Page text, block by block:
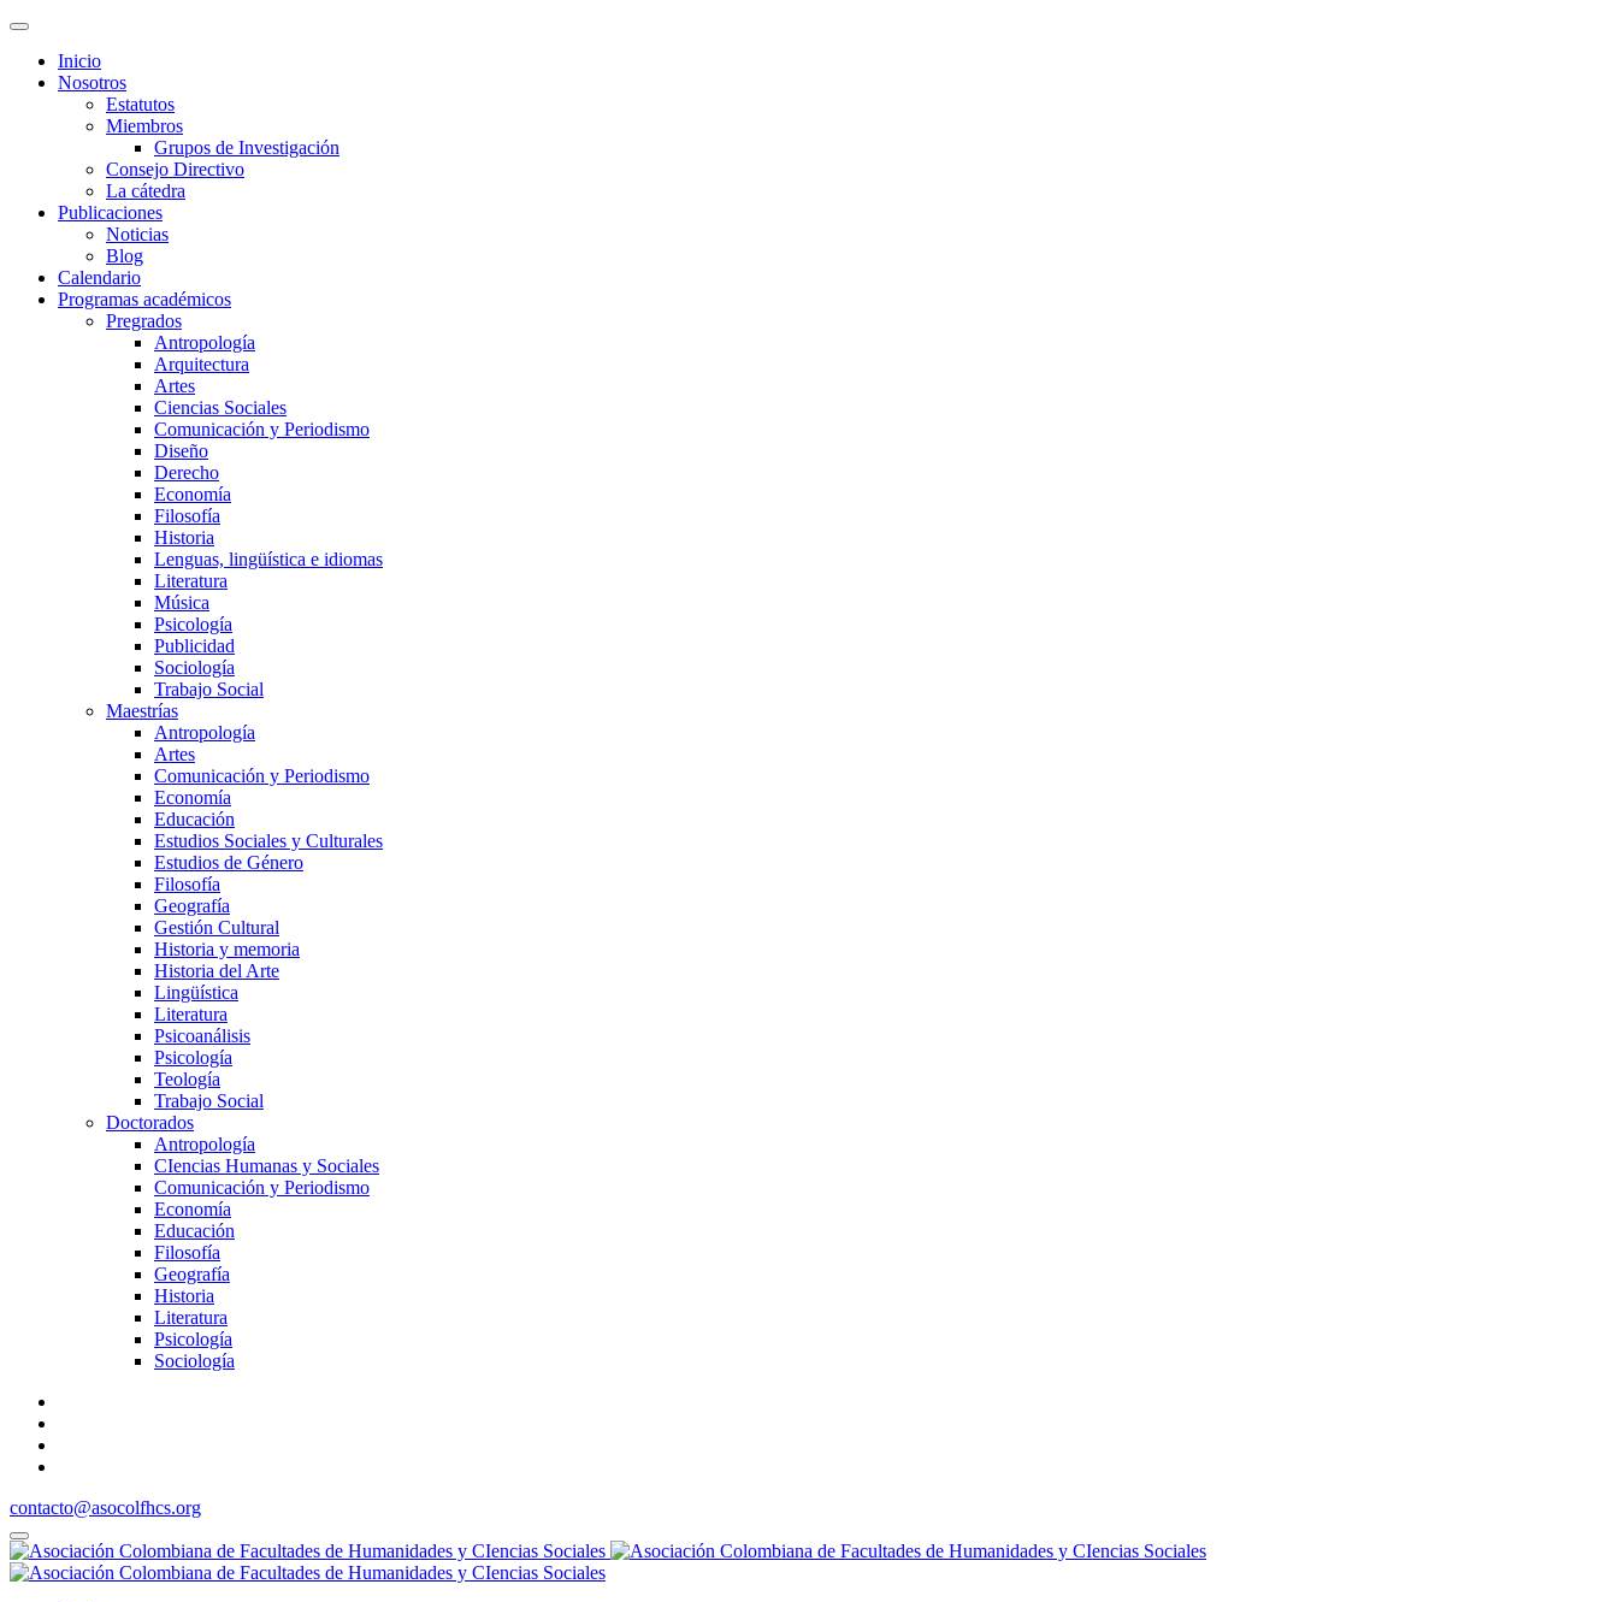
Inicio
Nosotros
Estatutos
Miembros
Grupos de Investigación
Consejo Directivo
La cátedra
Publicaciones
Noticias
Blog
Calendario
Programas académicos
Pregrados
Antropología
Arquitectura
Artes
Ciencias Sociales
Comunicación y Periodismo
Diseño
Derecho
Economía
Filosofía
Historia
Lenguas, lingüística e idiomas
Literatura
Música
Psicología
Publicidad
Sociología
Trabajo Social
Maestrías
Antropología
Artes
Comunicación y Periodismo
Economía
Educación
Estudios Sociales y Culturales
Estudios de Género
Filosofía
Geografía
Gestión Cultural
Historia y memoria
Historia del Arte
Lingüística
Literatura
Psicoanálisis
Psicología
Teología
Trabajo Social
Doctorados
Antropología
CIencias Humanas y Sociales
Comunicación y Periodismo
Economía
Educación
Filosofía
Geografía
Historia
Literatura
Psicología
Sociología
contacto@asocolfhcs.org